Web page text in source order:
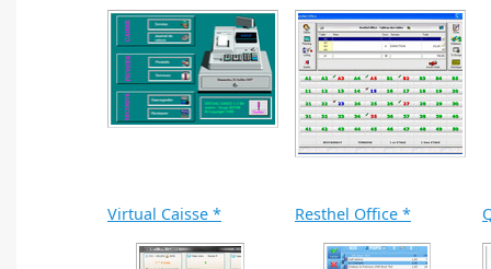
Virtual Caisse * Resthel Office *